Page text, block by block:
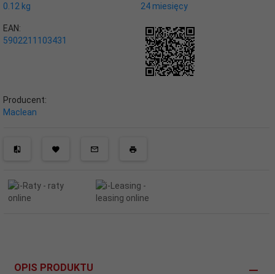
0.12 kg
24 miesięcy
EAN:
5902211103431
Producent:
Maclean
OPIS PRODUKTU